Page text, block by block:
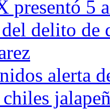
presentó 5
delito de
alerta
chiles